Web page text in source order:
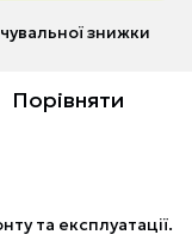
знижки
Порівняти
та експлуатації.